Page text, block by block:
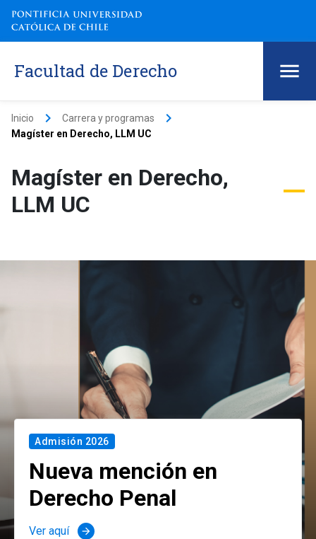
Facultad de Derecho
Inicio keyboard_arrow_right Carrera y programas keyboard_arrow_right
Magíster en Derecho, LLM UC
Magíster en Derecho,
LLM UC
Admisión 2026
Nueva mención en
Derecho Penal
Ver aquí arrow_forward